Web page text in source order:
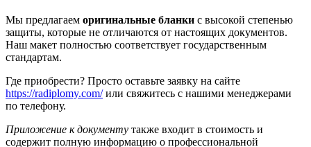
Мы предлагаем оригинальные бланки с высокой степенью
защиты, которые не отличаются от настоящих документов.
Наш макет полностью соответствует государственным
стандартам.
Где приобрести? Просто оставьте заявку на сайте
https://radiplomy.com/или свяжитесь с нашими менеджерами
по телефону.
Приложение к документу также входит в стоимость и
содержит полную информацию о профессиональной